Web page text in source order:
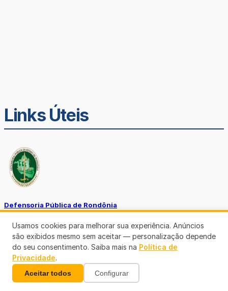
Links Úteis
Defensoria Pública de Rondônia
Ouvidoria TJ-RO
Usamos cookies para melhorar sua experiência. Anúncios
são exibidos mesmo sem aceitar — personalização depende
do seu consentimento. Saiba mais na Política de
Privacidade.
Aceitar todos Configurar